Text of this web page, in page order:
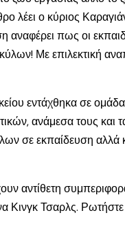
λέει ο κύριος
πως οι
Με επιλεκτική
εντάχθηκα σε
ανάμεσα τους και
σε εκπαίδευση αλλά
αντίθετη
Κινγκ Τσαρλς.